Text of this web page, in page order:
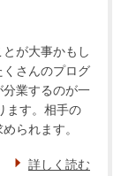
が大事かもし
さんのプログ
業するのが一
ます。相手の
られます。
詳しく読む